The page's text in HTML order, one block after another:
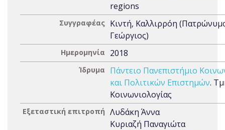
regions
Συγγραφέας Κιντή, Καλλιρρόη
Γεώργιος)
Ημερομηνία 2018
Ίδρυμα
Πάντειο Πανεπιστήμιο
και Πολιτικών Επιστημών.
Κοινωνιολογίας
Εξεταστική επιτροπή Λυδάκη Άννα
Κυριαζή Παναγιώτα